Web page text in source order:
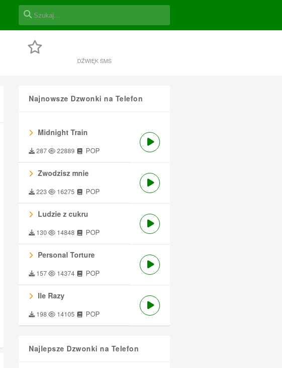
DŹWIĘK SMS
Najnowsze Dzwonki na Telefon
Midnight Train
287 22889 POP
Zwodzisz mnie
223 16275 POP
Ludzie z cukru
130 14848 POP
Personal Torture
157 14374 POP
Ile Razy
198 14105 POP
Najlepsze Dzwonki na Telefon